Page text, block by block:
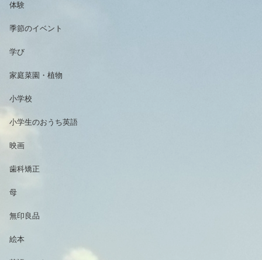
体験
季節のイベント
学び
家庭菜園・植物
小学校
小学生のおうち英語
映画
歯科矯正
母
無印良品
絵本